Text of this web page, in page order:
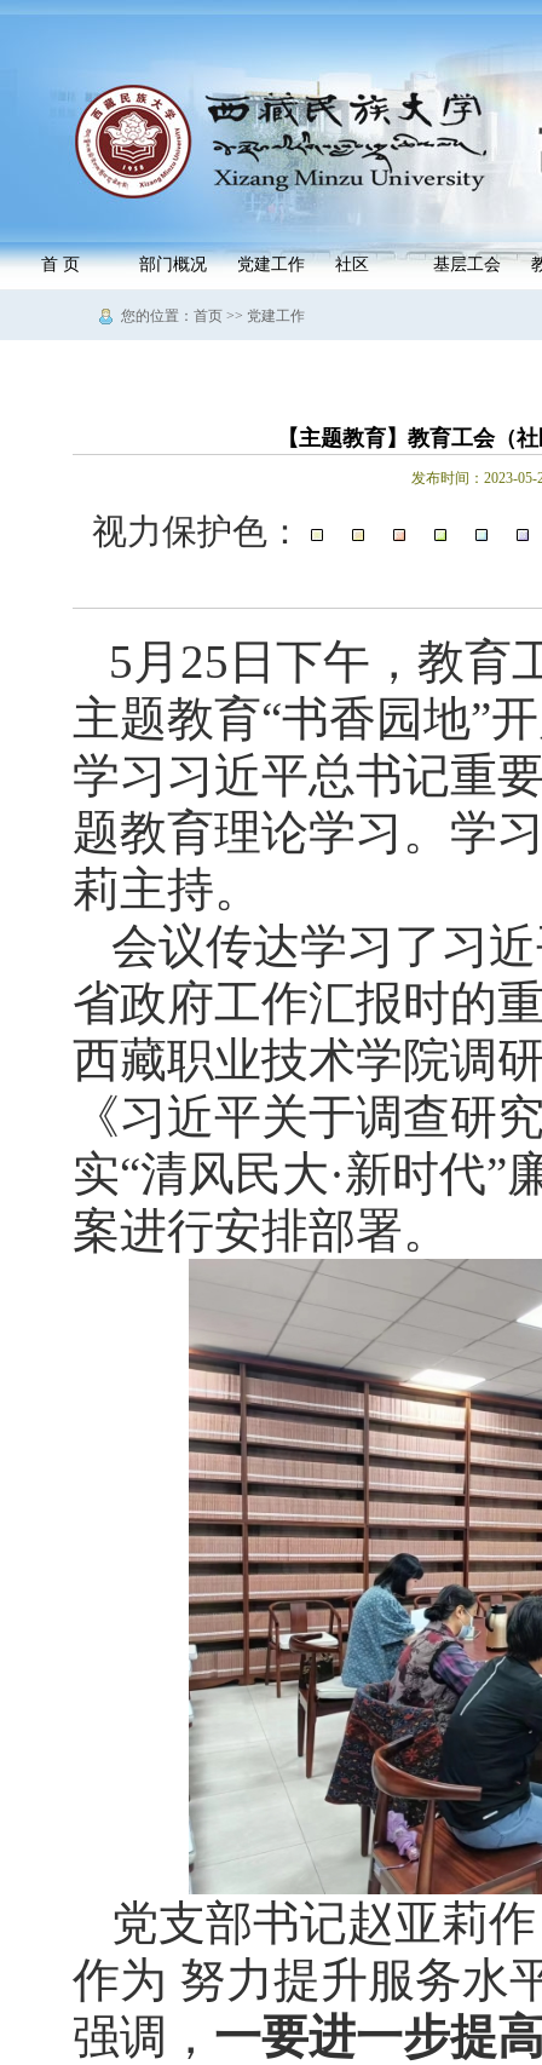
首 页 部门概况 党建工作 社区 基层工会
您的位置：首页 >> 党建工作
【主题教育】教育工会（
发布时间：2023-
视力保护色：
5月25日下午，教育
主题教育“书香园地”
学习习近平总书记重
题教育理论学习。学
莉主持。
会议传达学习了习
省政府工作汇报时的
西藏职业技术学院调
《习近平关于调查研
实“清风民大·新时代”
案进行安排部署。
党支部书记赵亚莉
作为 努力提升服务水
强调， 一要进一步提